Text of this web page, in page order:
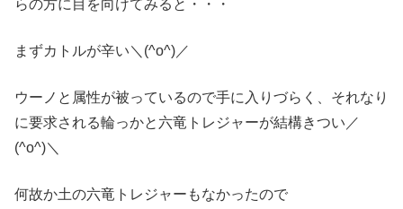
らの方に目を向けてみると・・・
まずカトルが辛い＼(^o^)／
ウーノと属性が被っているので手に入りづらく、それなり
に要求される輪っかと六竜トレジャーが結構きつい／
(^o^)＼
何故か土の六竜トレジャーもなかったので